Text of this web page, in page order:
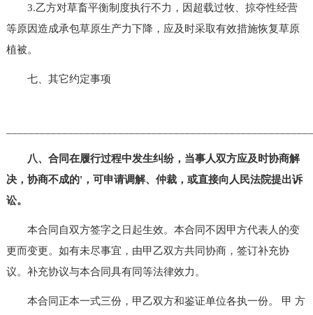
3.乙方对草畜平衡制度执行不力，因超载过牧、掠夺性经营
等原因造成承包草原生产力下降，应及时采取有效措施恢复草原
植被。
七、其它约定事项
八、合同在履行过程中发生纠纷，当事人双方应及时协商解
决，协商不成的'，可申请调解、仲裁，或直接向人民法院提出诉
讼。
本合同自双方签字之日起生效。本合同不因甲方代表人的变
更而变更。如有未尽事宜，由甲乙双方共同协商，签订补充协
议。补充协议与本合同具有同等法律效力。
本合同正本一式三份，甲乙双方和鉴证单位各执一份。 甲 方